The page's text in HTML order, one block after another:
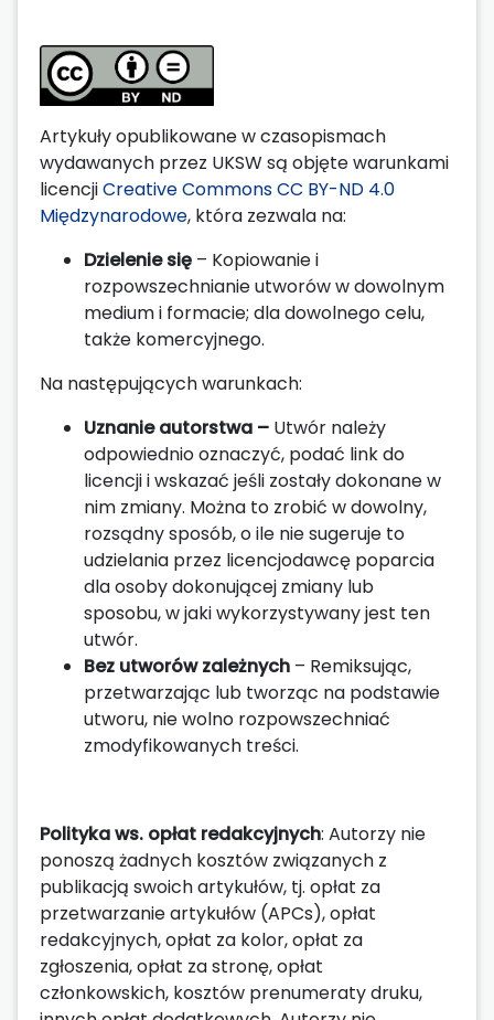
Artykuły opublikowane w czasopismach
wydawanych przez UKSW są objęte warunkami
licencjiCreative Commons CC BY-ND 4.0
Międzynarodowe, która zezwala na:
Dzielenie się – Kopiowanie i
rozpowszechnianie utworów w dowolnym
medium i formacie; dla dowolnego celu,
także komercyjnego.
Na następujących warunkach:
Uznanie autorstwa – Utwór należy
odpowiednio oznaczyć, podać link do
licencji i wskazać jeśli zostały dokonane w
nim zmiany. Można to zrobić w dowolny,
rozsądny sposób, o ile nie sugeruje to
udzielania przez licencjodawcę poparcia
dla osoby dokonującej zmiany lub
sposobu, w jaki wykorzystywany jest ten
utwór.
Bez utworów zależnych – Remiksując,
przetwarzając lub tworząc na podstawie
utworu, nie wolno rozpowszechniać
zmodyfikowanych treści.
Polityka ws. opłat redakcyjnych: Autorzy nie
ponoszą żadnych kosztów związanych z
publikacją swoich artykułów, tj. opłat za
przetwarzanie artykułów (APCs), opłat
redakcyjnych, opłat za kolor, opłat za
zgłoszenia, opłat za stronę, opłat
członkowskich, kosztów prenumeraty druku,